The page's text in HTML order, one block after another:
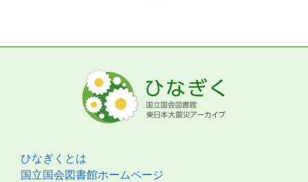
ひなぎくとは
国立国会図書館ホームページ